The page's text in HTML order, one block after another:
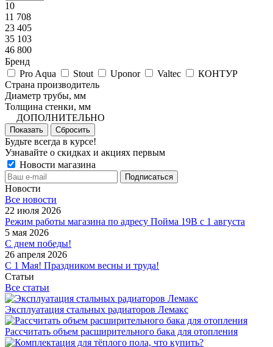
10
11 708
23 405
35 103
46 800
Бренд
Pro Aqua
Stout Uponor Valtec
КОНТУР
Страна производитель
Диаметр трубы, мм
Толщина стенки, мм
ДОПОЛНИТЕЛЬНО
Показать Сбросить
Будьте всегда в курсе!
Узнавайте о скидках и акциях первым
Новости магазина
Новости
Все новости
22 июля 2026
Режим работы магазина по адресу Пойма 19В с 1 августа
5 мая 2026
С днем победы!
26 апреля 2026
С 1 Мая! Праздником весны и труда!
Статьи
Все статьи
Эксплуатация стальных радиаторов Лемакс
Рассчитать объем расширительного бака для отопления